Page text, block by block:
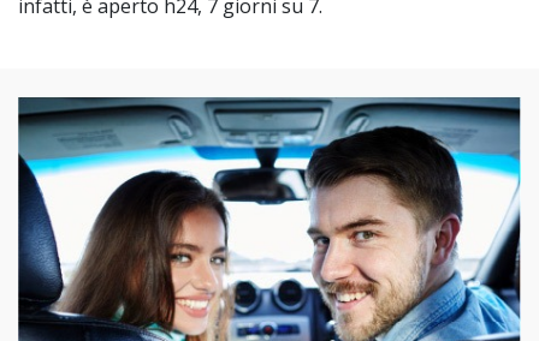
infatti, è aperto h24, 7 giorni su 7.